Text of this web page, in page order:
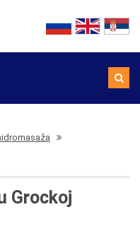
Grockoj